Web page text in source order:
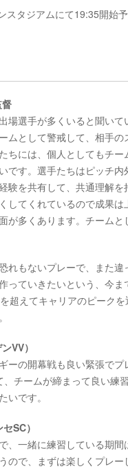
タジアムにて19:35開始予
督
場選手が多くいると聞い
ムとして警戒して、相手
ちには、個人としてもチ
です。選手たちはピッチ
験を共有して、共通理解
してくれているので成果
多くあります。チームと
れもないプレーで、また
っていきたいという、今
超えてキャリアのピーク
VV）
ーの開幕戦も良い緊張で
チームが締まって良い練
いです。
SC）
、一緒に練習している期
で、まずは楽しくプレー